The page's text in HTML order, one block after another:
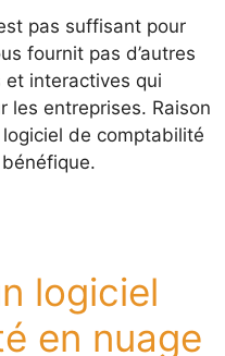
pas suffisant pour
fournit pas d’autres
interactives qui
les entreprises. Raison
logiciel de comptabilité
logiciel
en nuage